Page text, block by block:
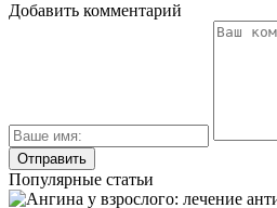
Добавить комментарий
Популярные статьи